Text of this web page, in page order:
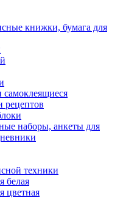
книжки, бумага для
самоклеящиеся
рецептов
наборы, анкеты для
техники
белая
цветная